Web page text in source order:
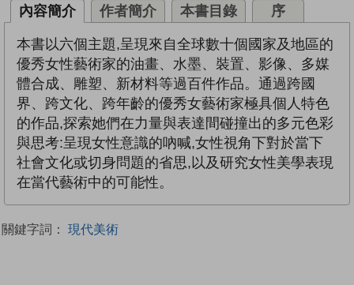
內容簡介 作者簡介 本書目錄 序
本書以六個主題,呈現來自全球數十個國家及地區的
優秀女性藝術家的油畫、水墨、裝置、影像、多媒
體合成、雕塑、新材料等過百件作品。通過跨國
界、跨文化、跨年齡的優秀女藝術家極具個人特色
的作品,探索她們在力量與表達間碰撞出的多元色彩
與思考:呈現女性意識的吶喊,女性視角下對於當下
社會文化或切身問題的省思,以及研究女性美學表現
在當代藝術中的可能性。
關鍵字詞： 現代美術